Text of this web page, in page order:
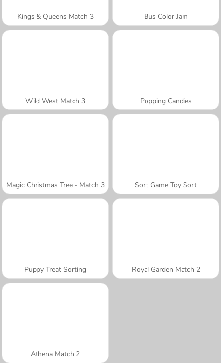
Kings & Queens Match 3 Bus Color Jam
Wild West Match 3 Popping Candies
Magic Christmas Tree - Match 3 Sort Game Toy Sort
Puppy Treat Sorting Royal Garden Match 2
Athena Match 2